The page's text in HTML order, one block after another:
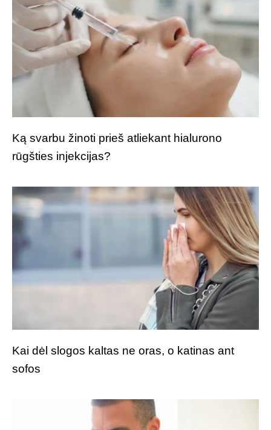
Ką svarbu žinoti prieš atliekant hialurono
rūgšties injekcijas?
Kai dėl slogos kaltas ne oras, o katinas ant
sofos